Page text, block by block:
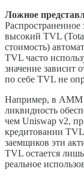
Ложное
высокий TVL
стоимость)
TVL часто
значение зависит
по себе TVL не
Например, в AMM
ликвидность
чем Uniswap v2,
кредитовании
заемщиков эти
TVL остается
реальное